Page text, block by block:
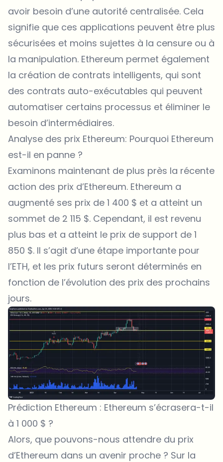
avoir besoin d’une autorité centralisée. Cela
signifie que ces applications peuvent être plus
sécurisées et moins sujettes à la censure ou à
la manipulation. Ethereum permet également
la création de contrats intelligents, qui sont
des contrats auto-exécutables qui peuvent
automatiser certains processus et éliminer le
besoin d’intermédiaires.
Analyse des prix Ethereum: Pourquoi Ethereum
est-il en panne ?
Examinons maintenant de plus près la récente
action des prix d’Ethereum. Ethereum a
augmenté ses prix de 1 400 $ et a atteint un
sommet de 2 115 $. Cependant, il est revenu
plus bas et a atteint le prix de support de 1
850 $. Il s’agit d’une étape importante pour
l’ETH, et les prix futurs seront déterminés en
fonction de l’évolution des prix des prochains
jours.
Prédiction Ethereum : Ethereum s’écrasera-t-il
à 1 000 $ ?
Alors, que pouvons-nous attendre du prix
d’Ethereum dans un avenir proche ? Sur la